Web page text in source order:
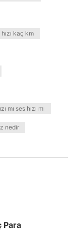
hızı kaç km
mı ses hızı mı
nedir
Para